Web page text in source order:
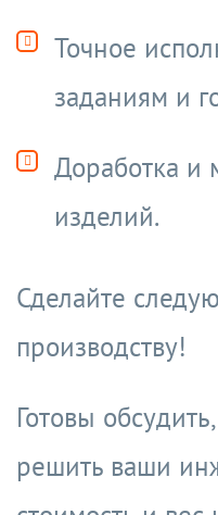
Точное
заданиям и
Доработка и
изделий.
Сделайте
производству!
Готовы
решить ваши